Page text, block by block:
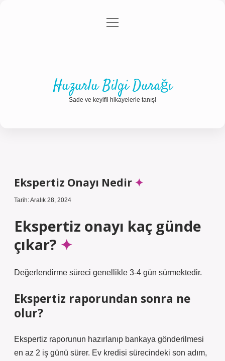
Gizlilik Politikası
menüyü
Huzurlu Bilgi Durağı
Sade ve keyifli hikayelerle tanış!
Ekspertiz Onayı Nedir
Tarih: Aralık 28, 2024
Ekspertiz onayı kaç günde
çıkar?
Değerlendirme süreci genellikle 3-4 gün sürmektedir.
Ekspertiz raporundan sonra ne
olur?
Ekspertiz raporunun hazırlanıp bankaya gönderilmesi
en az 2 iş günü sürer. Ev kredisi sürecindeki son adım,